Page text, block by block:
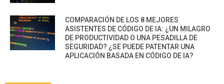
COMPARACIÓN DE LOS 8 MEJORES
ASISTENTES DE CÓDIGO DE IA: ¿UN MILAGRO
DE PRODUCTIVIDAD O UNA PESADILLA DE
SEGURIDAD? ¿SE PUEDE PATENTAR UNA
APLICACIÓN BASADA EN CÓDIGO DE IA?